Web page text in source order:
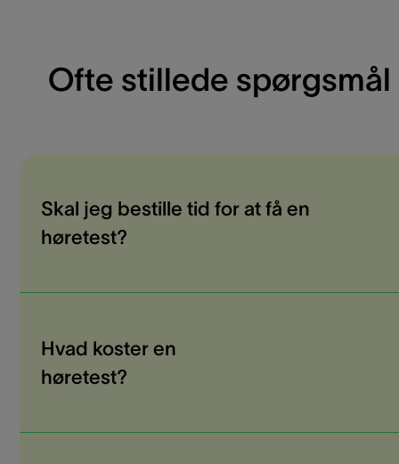
Ofte stillede spørgsmål
Skal jeg bestille tid for at få en
høretest?
Hvad koster en
høretest?